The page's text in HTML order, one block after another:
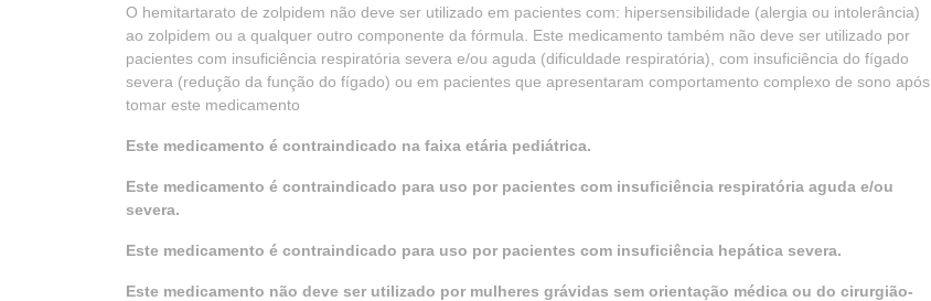
O hemitartarato de zolpidem não deve ser utilizado em pacientes com: hipersensibilidade (alergia ou intolerância)
ao zolpidem ou a qualquer outro componente da fórmula. Este medicamento também não deve ser utilizado por
pacientes com insuficiência respiratória severa e/ou aguda (dificuldade respiratória), com insuficiência do fígado
severa (redução da função do fígado) ou em pacientes que apresentaram comportamento complexo de sono após
tomar este medicamento
Este medicamento é contraindicado na faixa etária pediátrica.
Este medicamento é contraindicado para uso por pacientes com insuficiência respiratória aguda e/ou
severa.
Este medicamento é contraindicado para uso por pacientes com insuficiência hepática severa.
Este medicamento não deve ser utilizado por mulheres grávidas sem orientação médica ou do cirurgião-